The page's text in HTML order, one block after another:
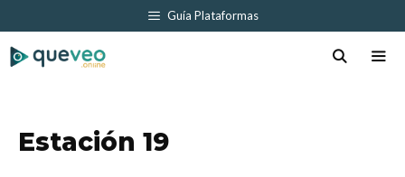
al
contenido
Guía Plataformas
Estación 19